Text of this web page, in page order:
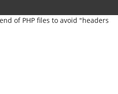
of PHP files to avoid "headers